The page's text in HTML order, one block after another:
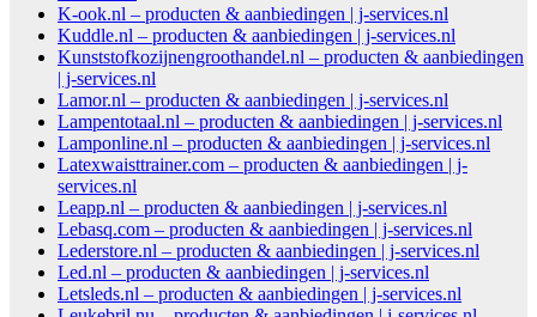
K-ook.nl – producten & aanbiedingen | j-services.nl
Kuddle.nl – producten & aanbiedingen | j-services.nl
Kunststofkozijnengroothandel.nl – producten & aanbiedingen
| j-services.nl
Lamor.nl – producten & aanbiedingen | j-services.nl
Lampentotaal.nl – producten & aanbiedingen | j-services.nl
Lamponline.nl – producten & aanbiedingen | j-services.nl
Latexwaisttrainer.com – producten & aanbiedingen | j-
services.nl
Leapp.nl – producten & aanbiedingen | j-services.nl
Lebasq.com – producten & aanbiedingen | j-services.nl
Lederstore.nl – producten & aanbiedingen | j-services.nl
Led.nl – producten & aanbiedingen | j-services.nl
Letsleds.nl – producten & aanbiedingen | j-services.nl